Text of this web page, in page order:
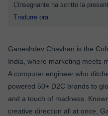
L'insegnante ha scritto la
Tradurre ora
Ganeshdev Chavhan is the
India, where marketing meets
A computer engineer who
powered 50+ D2C brands to
and a touch of madness.
creative direction all at once,